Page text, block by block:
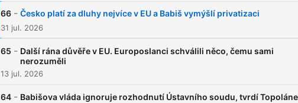
66 - Česko platí za dluhy nejvíce v EU a Babiš vymýšlí privatizaci
31 jul. 2026
65 - Další rána důvěře v EU. Europoslanci schválili něco, čemu sami
nerozuměli
13 jul. 2026
64 - Babišova vláda ignoruje rozhodnutí Ústavního soudu, tvrdí